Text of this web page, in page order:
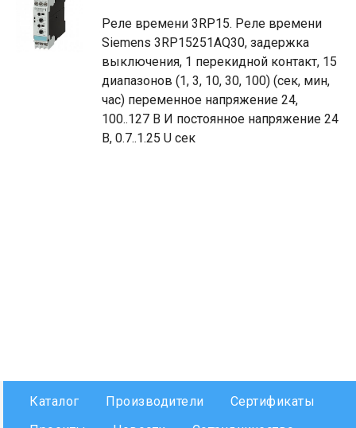
Реле времени 3RP15. Реле времени
Siemens 3RP15251AQ30, задержка
выключения, 1 перекидной контакт, 15
диапазонов (1, 3, 10, 30, 100) (сек, мин,
час) переменное напряжение 24,
100..127 B И постоянное напряжение 24
B, 0.7..1.25 U сек
Каталог Производители
Сертификаты